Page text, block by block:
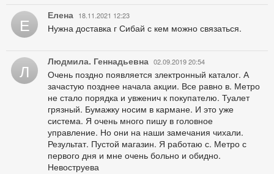
Е Елена 18.11.2021 12:23
Нужна доставка г Сибай с кем можно связаться.
Л Людмила. Геннадьевна 02.09.2019 20:54
Очень поздно появляется злектронный каталог. А
зачастую позднее начала акции. Все равно в. Метро
не стало порядка и увженич к покупателю. Туалет
грязный. Бумажку носим в кармане. И это уже
система. Я очень много пишу в головное
управление. Но они на наши замечания чихали.
Результат. Пустой магазин. Я работаю с. Метро с
первого дня и мне очень больно и обидно.
Невоструева